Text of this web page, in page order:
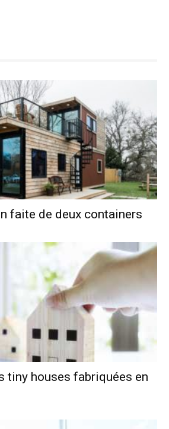
faite de deux containers
tiny houses fabriquées en